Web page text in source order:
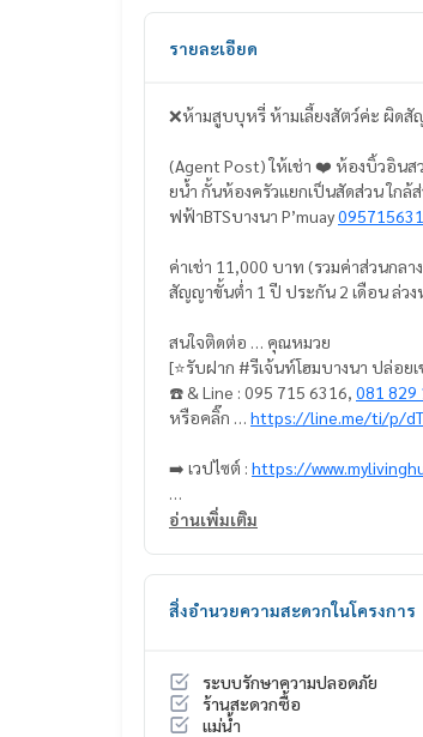
รายละเอียด
❌ห้ามสูบบุหรี่ ห้ามเลี้ยงสัตว์ค่ะ ผิดสั
(Agent Post) ให้เช่า ❤️ ห้องบิ้วอินสวย เฟอร์ + คชฟฟ ครบ ตึก 🅱️ ชั้น 30 #คอนโดรีเจ้นท์โฮมบางนา วิวส่วนกลาง+
ยน้ำ กั้นห้องครัวแยกเป็นสัดส่วน ใกล้
ฟฟ้าBTSบางนา P’muay
ค่าเช่า 11,000 บาท (รวมค่าส่วนกลา
สัญญาขั้นต่ำ 1 ปี ประกัน 2 เดือน ล่วง
สนใจติดต่อ … คุณหมวย
[⭐️รับฝาก #รีเจ้นท์โฮมบางนา ปล่อยเ
☎️ & Line : 095 715 6316, 081 829
หรือคลิ๊ก … https://line.me/ti/p/
➡️ เวปไซต์ : https://
📍เฟอร์นิเจอร์ ครบ
✅️ ชั้นวางทีวี บิ้วอิน ( มี ไฟ เปิด-ปิด ได้
✅️ โต๊ะทานข้าว 2 ที่นั่ง
✅️ ผ้าม่าน 2 ชั้น กันยูวี
อ่านเพิ่มเติม
สิ่งอำนวยความสะดวกในโครงการ
ระบบรักษาความปลอดภัย
ร้านสะดวกซื้อ
แม่น้ำ